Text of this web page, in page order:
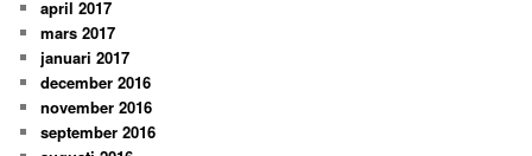
april 2017
mars 2017
januari 2017
december 2016
november 2016
september 2016